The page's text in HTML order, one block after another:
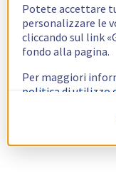
Potete accettare
personalizzare le
cliccando sul link
fondo alla pagina.
Per maggiori
politica di utilizzo